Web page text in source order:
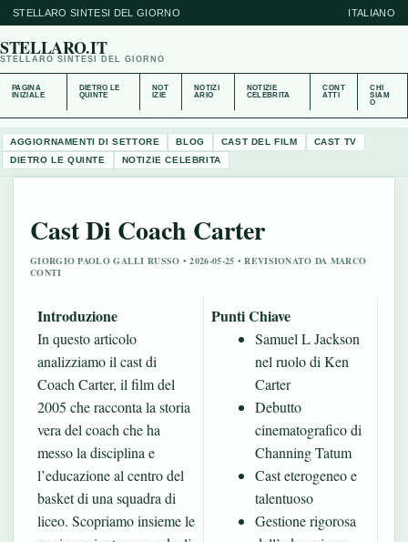
STELLARO SINTESI DEL GIORNO ITALIANO
STELLARO.IT
STELLARO SINTESI DEL GIORNO
PAGINA
INIZIALE
DIETRO LE
QUINTE
NOT
IZIE
NOTIZI
ARIO
NOTIZIE
CELEBRITA
CONT
ATTI
CHI
SIAM
O
AGGIORNAMENTI DI SETTORE BLOG CAST DEL FILM
CAST TV
DIETRO LE QUINTE
NOTIZIE CELEBRITA
Cast Di Coach Carter
GIORGIO PAOLO GALLI RUSSO • 2026-05-25 • REVISIONATO DA MARCO
CONTI
Introduzione
In questo articolo
analizziamo il cast di
Coach Carter, il film del
2005 che racconta la storia
vera del coach che ha
messo la disciplina e
l’educazione al centro del
basket di una squadra di
liceo. Scopriamo insieme le
Punti Chiave
Samuel L Jackson
nel ruolo di Ken
Carter
Debutto
cinematografico di
Channing Tatum
Cast eterogeneo e
talentuoso
Gestione rigorosa